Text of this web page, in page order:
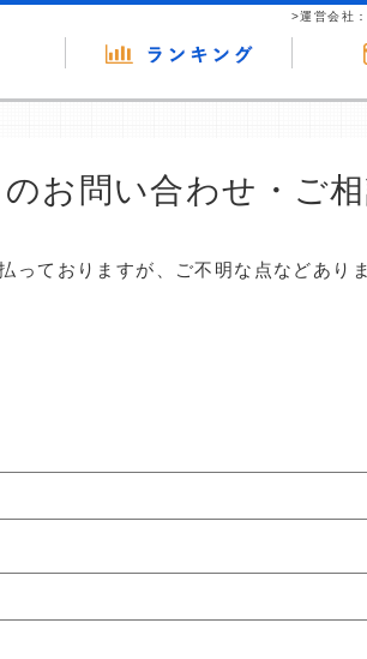
>運営会社
お問い合わせ・ご
っておりますが、ご不明な点などあり